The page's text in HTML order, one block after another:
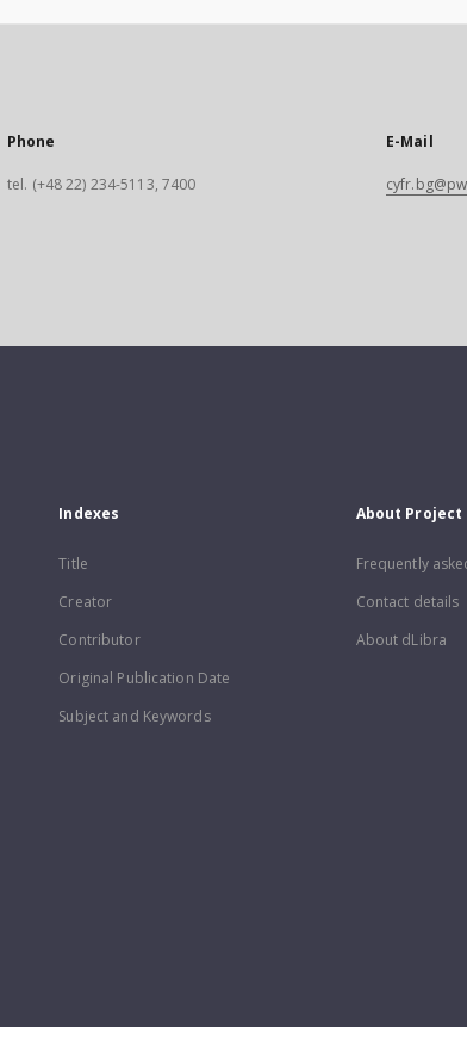
Phone
tel. (+48 22) 234-5113, 7400
E-Mail
Indexes
Title
Creator
Contributor
Original Publication Date
Subject and Keywords
About Project
Frequently
Contact details
About dLibra